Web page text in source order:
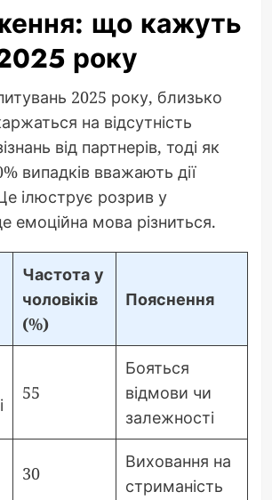
що кажуть
року
2025 року, близько
на відсутність
від партнерів, тоді як
випадків вважають дії
ілюструє розрив у
емоційна мова різниться.
Частота у
чоловіків
(%)
Пояснення
55
Бояться
відмови чи
залежності
30
Виховання на
стриманість